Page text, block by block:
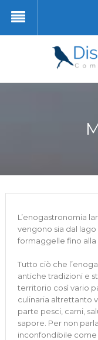
L’enogastronomia
vengono sia dal
formaggelle fino
Tutto ciò che
antiche tradizioni e
territorio così vario
culinaria altrettanto
parte pesci, carni,
sapore. Per non
inconfondibile come